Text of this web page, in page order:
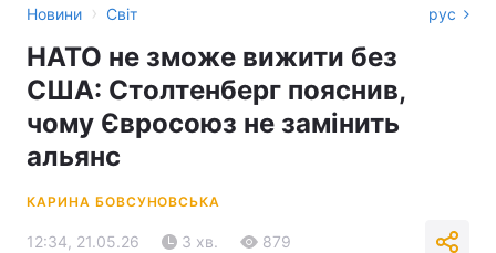
Новини › Світ рус
НАТО не зможе вижити без
США: Столтенберг пояснив,
чому Євросоюз не замінить
альянс
КАРИНА БОВСУНОВСЬКА
12:34, 21.05.26 3 хв. 879